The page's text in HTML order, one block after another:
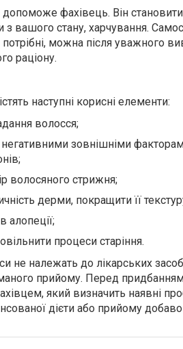
фахівець. Він
вашого стану, харчування.
можна після уважного
раціону.
наступні корисні елементи:
волосся;
негативними зовнішніми
волосяного стрижня;
дерми, покращити її
алопеції;
процеси старіння.
не належать до лікарських
прийому. Перед
який визначить наявні
дієти або прийому